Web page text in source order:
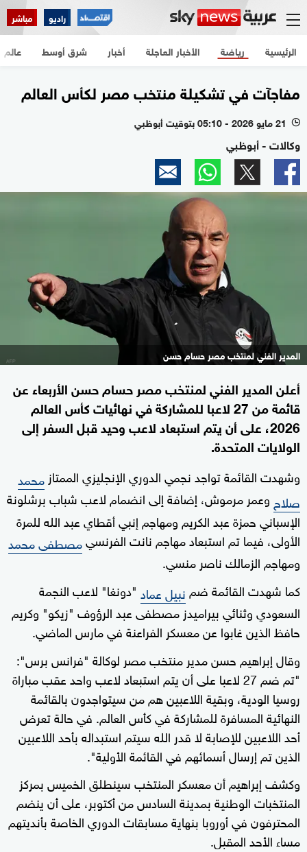
راديو مباشر
الرئيسية الأخبار العاجلة أخبار شرق أوسط عالم رياضة
مفاجآت في تشكيلة منتخب مصر لكأس العالم
l 21 مايو 2026 - 05:10 بتوقيت أبوظبي
وكالات - أبوظبي
المدير الفني لمنتخب مصر حسام حسن
أعلن المدير الفني لمنتخب مصر حسام حسن الأربعاء عن
قائمة من 27 لاعبا للمشاركة في نهائيات كأس العالم
2026، على أن يتم استبعاد لاعب وحيد قبل السفر إلى
الولايات المتحدة.
وشهدت القائمة تواجد نجمي الدوري الإنجليزي الممتاز محمد
صلاح وعمر مرموش، إضافة إلى انضمام لاعب شباب برشلونة
الإسباني حمزة عبد الكريم ومهاجم إنبي أقطاي عبد الله للمرة
الأولى، فيما تم استبعاد مهاجم نانت الفرنسيمصطفى محمد
ومهاجم الزمالك ناصر منسي.
كما شهدت القائمة ضم نبيل عماد "دونغا" لاعب النجمة
السعودي وثنائي بيراميدز مصطفى عبد الرؤوف "زيكو" وكريم
حافظ الذين غابوا عن معسكر الفراعنة في مارس الماضي.
وقال إبراهيم حسن مدير منتخب مصر لوكالة "فرانس برس":
"تم ضم 27 لاعبا على أن يتم استبعاد لاعب واحد عقب مباراة
روسيا الودية، وبقية اللاعبين هم من سيتواجدون بالقائمة
النهائية المسافرة للمشاركة في كأس العالم. في حالة تعرض
أحد اللاعبين للإصابة لا قدر الله سيتم استبداله بأحد اللاعبين
الذين تم إرسال أسمائهم في القائمة الأولية".
وكشف إبراهيم أن معسكر المنتخب سينطلق الخميس بمركز
المنتخبات الوطنية بمدينة السادس من أكتوبر، على أن ينضم
المحترفون في أوروبا بنهاية مسابقات الدوري الخاصة بأنديتهم
مساء الأحد المقبل.